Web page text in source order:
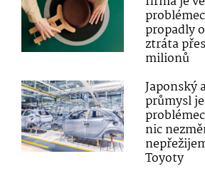
propadly
ztráta
milionů
Japonský
průmysl
nic
Toyoty